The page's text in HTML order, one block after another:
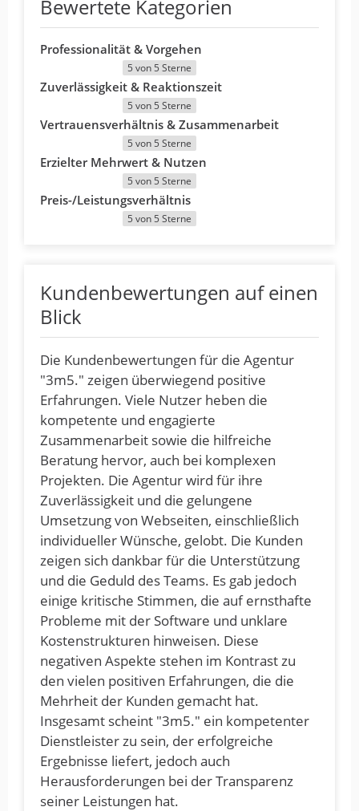
Bewertete Kategorien
Professionalität & Vorgehen
5 von 5 Sterne
Zuverlässigkeit & Reaktionszeit
5 von 5 Sterne
Vertrauensverhältnis & Zusammenarbeit
5 von 5 Sterne
Erzielter Mehrwert & Nutzen
5 von 5 Sterne
Preis-/Leistungsverhältnis
5 von 5 Sterne
Kundenbewertungen auf einen
Blick
Die Kundenbewertungen für die Agentur
"3m5." zeigen überwiegend positive
Erfahrungen. Viele Nutzer heben die
kompetente und engagierte
Zusammenarbeit sowie die hilfreiche
Beratung hervor, auch bei komplexen
Projekten. Die Agentur wird für ihre
Zuverlässigkeit und die gelungene
Umsetzung von Webseiten, einschließlich
individueller Wünsche, gelobt. Die Kunden
zeigen sich dankbar für die Unterstützung
und die Geduld des Teams. Es gab jedoch
einige kritische Stimmen, die auf ernsthafte
Probleme mit der Software und unklare
Kostenstrukturen hinweisen. Diese
negativen Aspekte stehen im Kontrast zu
den vielen positiven Erfahrungen, die die
Mehrheit der Kunden gemacht hat.
Insgesamt scheint "3m5." ein kompetenter
Dienstleister zu sein, der erfolgreiche
Ergebnisse liefert, jedoch auch
Herausforderungen bei der Transparenz
seiner Leistungen hat.